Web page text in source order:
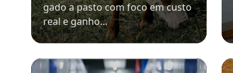
gado a pasto com foco em custo
real e ganho…